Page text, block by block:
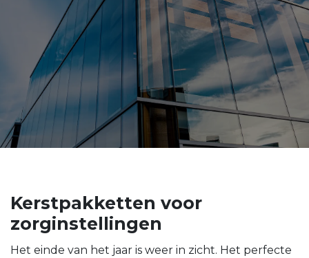
Kerstpakketten voor
zorginstellingen
Het einde van het jaar is weer in zicht. Het perfecte